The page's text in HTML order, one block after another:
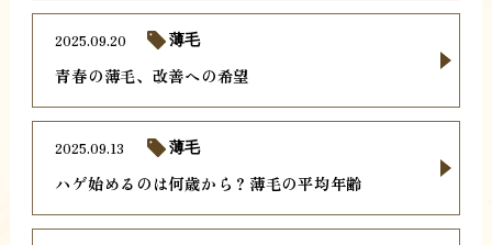
青春の薄毛、改善への希望
2025.09.20 薄毛
ハゲ始めるのは何歳から？薄毛の平均年齢
2025.09.13 薄毛